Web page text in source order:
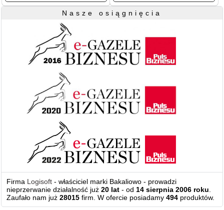
Nasze osiągnięcia
Firma Logisoft - właściciel marki Bakaliowo - prowadzi
nieprzerwanie działalność już20 lat - od 14 sierpnia 2006 roku
Zaufało nam już28015 firm. W ofercie posiadamy494 produktów.